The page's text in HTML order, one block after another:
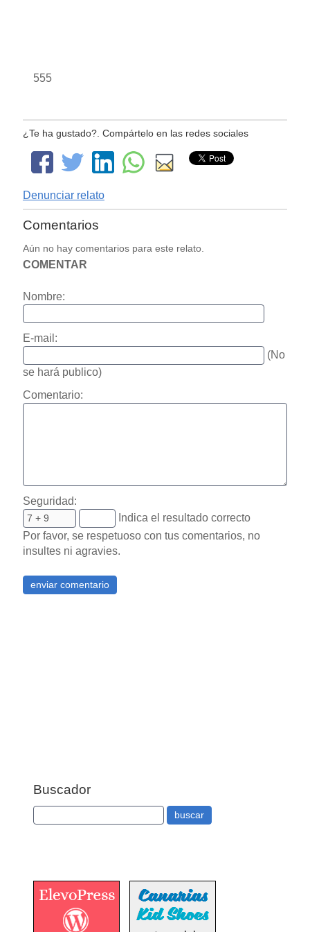
555
¿Te ha gustado?. Compártelo en las redes sociales
Denunciar relato
Comentarios
Aún no hay comentarios para este relato.
COMENTAR
Nombre:
E-mail:
(No
se hará publico)
Comentario:
Seguridad:
Indica el resultado correcto
Por favor, se respetuoso con tus comentarios, no
insultes ni agravies.
Buscador